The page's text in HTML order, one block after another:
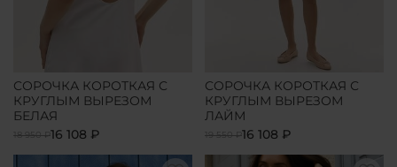
СОРОЧКА КОРОТКАЯ С
КРУГЛЫМ ВЫРЕЗОМ
БЕЛАЯ
18 950 ₽16 108 ₽
СОРОЧКА КОРОТКАЯ С
КРУГЛЫМ ВЫРЕЗОМ
ЛАЙМ
19 550 ₽16 108 ₽